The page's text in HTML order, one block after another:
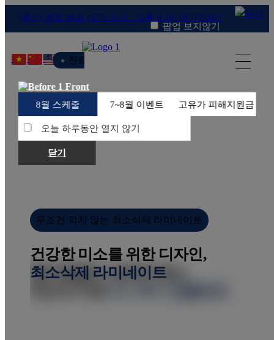
[공지] 평일 매일 (오전 9:30 - 오후 8:30) 야간진료!!
팝업 보지않기
진료종료
8월 스케줄 7~8월 이벤트 고유가 피해지원금
오늘 하루동안 열지 않기
닫기
환자분들의 상태에 맞는,
치아를 발치하는 날 임플란트 식립까지
건강한 미소를 위한 디자인,
최소삭제 라미네이트
무조건 깍지 않는 최소삭제 라미네이트
환자분들의 상태에 맞는,
치아를 발치하는 날 임플란트 식립까지
건강한 미소를 위한 디자인,
무조건 깍지 않는 최소삭제 라미네이트